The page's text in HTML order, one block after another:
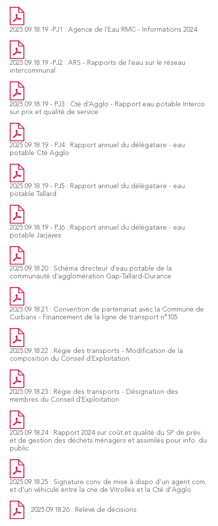
2025.09.18.19 -PJ1 : Agence de l'Eau RMC - Informations 2024
2025.09.18.19 -PJ2 : ARS - Rapports de l'eau sur le réseau
intercommunal
2025.09.18.19 - PJ3 : Cté d'Agglo - Rapport eau potable Interco
sur prix et qualité de service
2025.09.18.19 - PJ4 : Rapport annuel du délégataire - eau
potable Cté Agglo
2025.09.18.19 - PJ5 : Rapport annuel du délégataire - eau
potable Tallard
2025.09.18.19 - PJ6 : Rapport annuel du délégataire - eau
potable Jarjayes
2025.09.18.20 : Schéma directeur d'eau potable de la
communauté d'agglomération Gap-Tallard-Durance
2025.09.18.21 : Convention de partenariat avec la Commune de
Curbans - Financement de la ligne de transport n°105
2025.09.18.22 : Régie des transports - Modification de la
composition du Conseil d'Exploitation
2025.09.18.23 : Régie des transports - Désignation des
membres du Conseil d'Exploitation
2025.09.18.24 : Rapport 2024 sur coût et qualité du SP de prév.
et de gestion des déchets ménagers et assimilés pour info. du
public
2025.09.18.25 : Signature conv. de mise à dispo d’un agent com.
et d’un véhicule entre la cne de Vitrolles et la Cté d’Agglo
2025.09.18.26 : Relevé de décisions